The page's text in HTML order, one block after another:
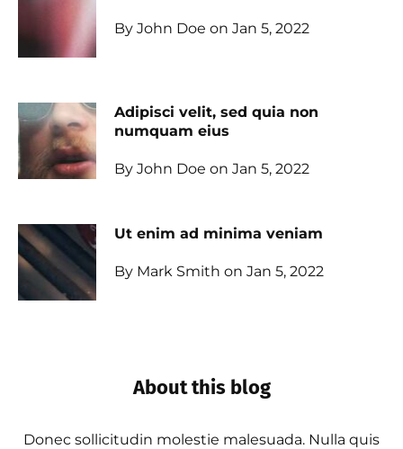
By John Doe on Jan 5, 2022
Adipisci velit, sed quia non
numquam eius
By John Doe on Jan 5, 2022
Ut enim ad minima veniam
By Mark Smith on Jan 5, 2022
About this blog
Donec sollicitudin molestie malesuada. Nulla quis